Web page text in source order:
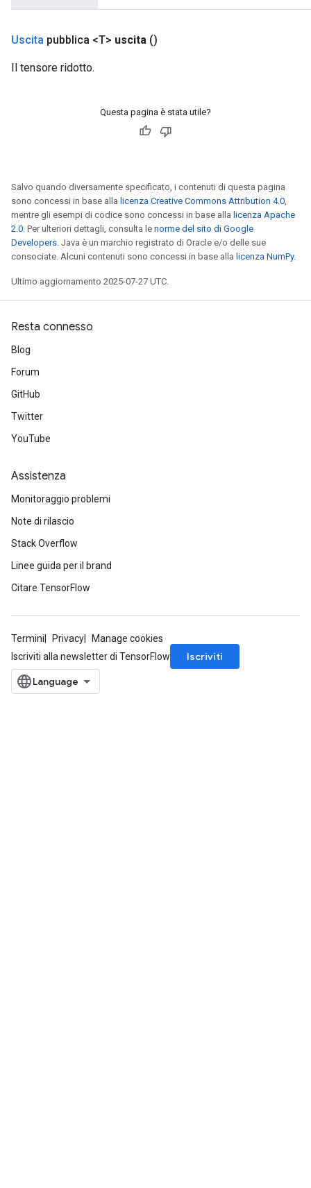
Uscita pubblica <T> uscita ()
Il tensore ridotto.
Questa pagina è stata utile?
Salvo quando diversamente specificato, i contenuti di questa pagina
sono concessi in base alla licenza Creative Commons Attribution 4.0,
mentre gli esempi di codice sono concessi in base alla licenza Apache
2.0. Per ulteriori dettagli, consulta le norme del sito di Google
Developers. Java è un marchio registrato di Oracle e/o delle sue
consociate. Alcuni contenuti sono concessi in base alla licenza NumPy.
Ultimo aggiornamento 2025-07-27 UTC.
Resta connesso
Blog
Forum
GitHub
Twitter
YouTube
Assistenza
Monitoraggio problemi
Note di rilascio
Stack Overflow
Linee guida per il brand
Citare TensorFlow
Termini Privacy
Manage cookies
Iscriviti alla newsletter di TensorFlow
Iscriviti